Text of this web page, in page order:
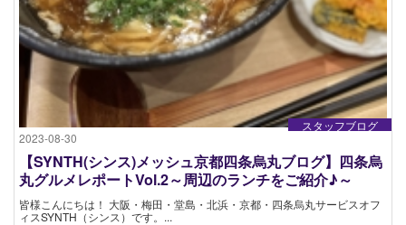
2023-08-30
スタッフブログ
【SYNTH(シンス)メッシュ京都四条烏丸ブログ】四条烏
丸グルメレポートVol.2～周辺のランチをご紹介♪～
皆様こんにちは！ 大阪・梅田・堂島・北浜・京都・四条烏丸サービスオフ
ィスSYNTH（シンス）です​。...